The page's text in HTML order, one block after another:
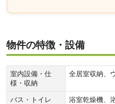
物件の特徴・設備
室内設備・仕
様・収納
全居室収納、
バス・トイレ 浴室乾燥機、